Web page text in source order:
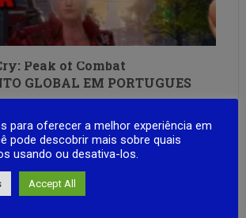
Peak of Combat
GLOBAL EM PORTUGUES
a série é conhecida há mais de duas
foi obviamente realizado sob
continuados do DMC3 e a …
para oferecer a melhor experiência em
pode descobrir mais sobre quais
usando ou desativa-los.
Accept All